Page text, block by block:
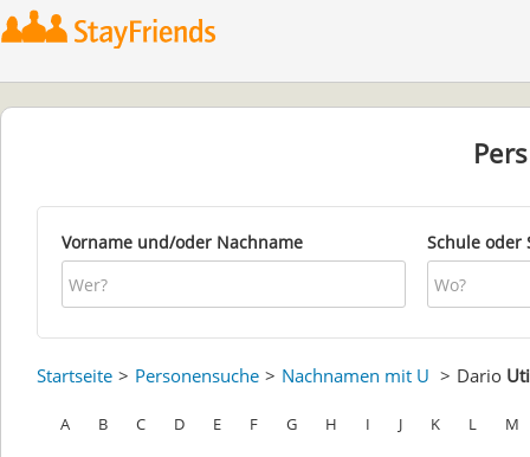
Vorname und/oder Nachname Schule oder
Startseite Personensuche Nachnamen mit U Dario
A B C D E F G H I J K L M